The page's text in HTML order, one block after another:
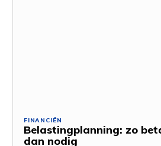
FINANCIËN
Belastingplanning: zo
dan nodig